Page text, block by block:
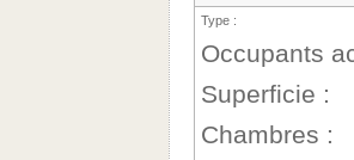
Type :
Occupants
Superficie :
Chambres :